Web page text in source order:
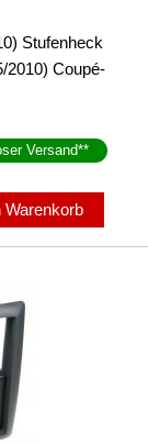
Stufenheck
2010) Coupé-
Versand**
Warenkorb